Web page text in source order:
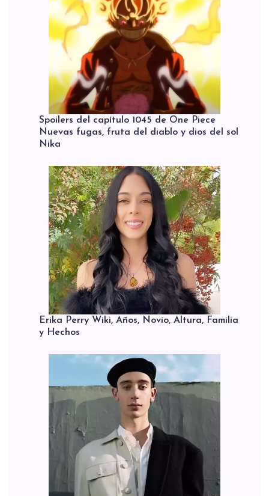
Spoilers del capítulo 1045 de One Piece
Nuevas fugas, fruta del diablo y dios del sol
Nika
Erika Perry Wiki, Años, Novio, Altura, Familia
y Hechos